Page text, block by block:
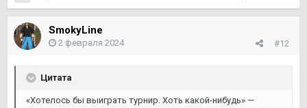
SmokyLine
#12
2 февраля 2024
Цитата
«Хотелось бы выиграть турнир. Хоть какой-нибудь» —